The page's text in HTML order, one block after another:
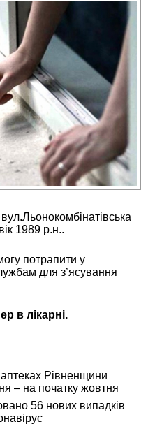
1989 р.н..
потрапити у
для з’ясування
в лікарні.
Рівненщини
– на початку жовтня
56 нових випадків